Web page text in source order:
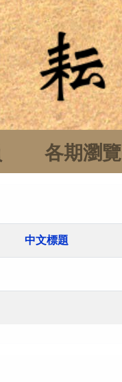
各期瀏覽
中文標題